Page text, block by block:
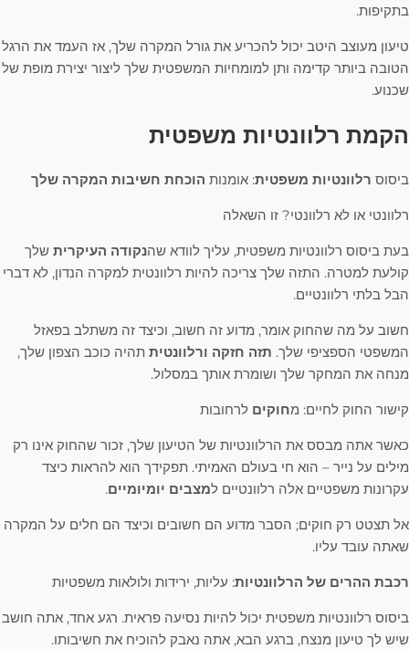
בתקיפות.
טיעון מעוצב היטב יכול להכריע את גורל המקרה שלך, אז העמד את הרגל
הטובה ביותר קדימה ותן למומחיות המשפטית שלך ליצור יצירת מופת של
שכנוע.
הקמת רלוונטיות משפטית
ביסוס רלוונטיות משפטית: אומנות הוכחת חשיבות המקרה שלך
רלוונטי או לא רלוונטי? זו השאלה
בעת ביסוס רלוונטיות משפטית, עליך לוודא שהנקודה העיקרית שלך
קולעת למטרה. התזה שלך צריכה להיות רלוונטית למקרה הנדון, לא דברי
הבל בלתי רלוונטיים.
חשוב על מה שהחוק אומר, מדוע זה חשוב, וכיצד זה משתלב בפאזל
המשפטי הספציפי שלך. תזה חזקה ורלוונטית תהיה כוכב הצפון שלך,
מנחה את המחקר שלך ושומרת אותך במסלול.
קישור החוק לחיים: מחוקים לרחובות
כאשר אתה מבסס את הרלוונטיות של הטיעון שלך, זכור שהחוק אינו רק
מילים על נייר – הוא חי בעולם האמיתי. תפקידך הוא להראות כיצד
עקרונות משפטיים אלה רלוונטיים למצבים יומיומיים.
אל תצטט רק חוקים; הסבר מדוע הם חשובים וכיצד הם חלים על המקרה
שאתה עובד עליו.
רכבת ההרים של הרלוונטיות: עליות, ירידות ולולאות משפטיות
ביסוס רלוונטיות משפטית יכול להיות נסיעה פראית. רגע אחד, אתה חושב
שיש לך טיעון מנצח, ברגע הבא, אתה נאבק להוכיח את חשיבותו.